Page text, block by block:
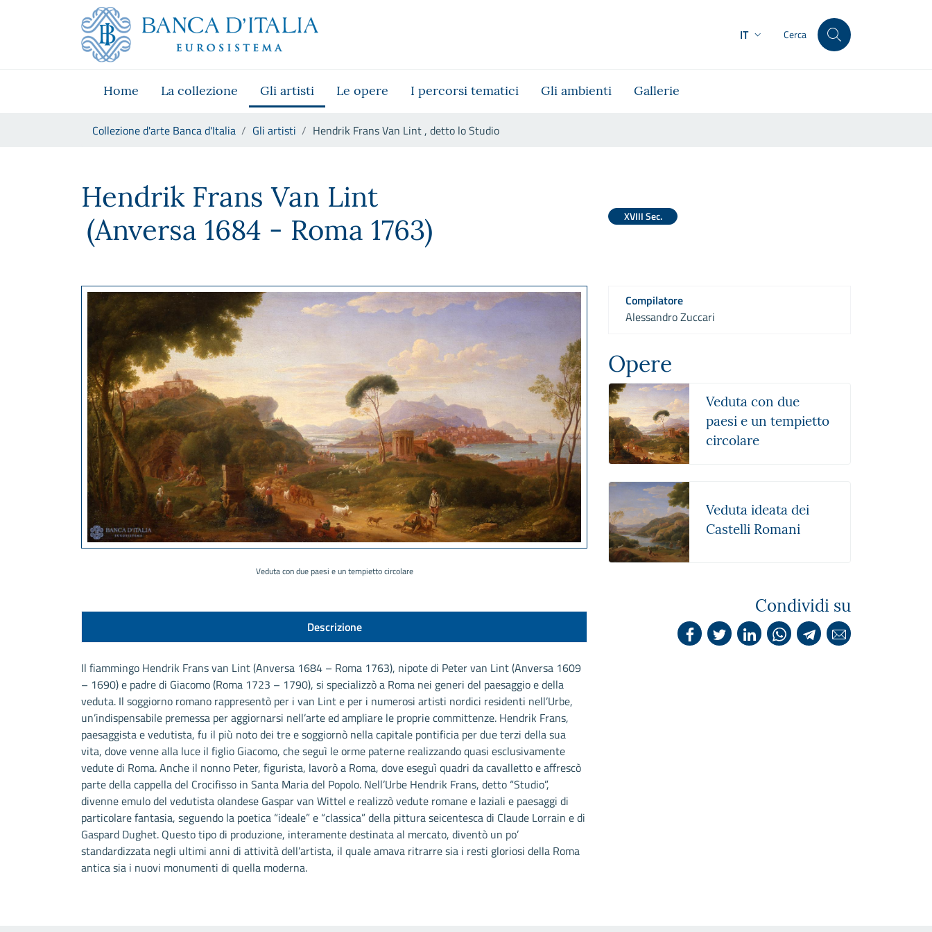
Skip to Main Content
Vai al sito istituzionale
Vai al menu di navigazione
Vai alla ricerca
Vai ai contenuti
IT Cerca
Home La collezione Gli artisti Le opere I percorsi tematici Gli ambienti Gallerie
Collezione d'arte Banca d'Italia Gli artisti Hendrik Frans Van Lint , detto lo Studio
Hendrik Frans Van Lint
(Anversa 1684 - Roma 1763)
XVIII Sec.
Veduta con due paesi e un tempietto circolare
Descrizione
Il fiammingo Hendrik Frans van Lint (Anversa 1684 – Roma 1763), nipote di Peter van Lint (Anversa 1609
– 1690) e padre di Giacomo (Roma 1723 – 1790), si specializzò a Roma nei generi del paesaggio e della
veduta. Il soggiorno romano rappresentò per i van Lint e per i numerosi artisti nordici residenti nell’Urbe,
un’indispensabile premessa per aggiornarsi nell’arte ed ampliare le proprie committenze. Hendrik Frans,
paesaggista e vedutista, fu il più noto dei tre e soggiornò nella capitale pontificia per due terzi della sua
vita, dove venne alla luce il figlio Giacomo, che seguì le orme paterne realizzando quasi esclusivamente
vedute di Roma. Anche il nonno Peter, figurista, lavorò a Roma, dove eseguì quadri da cavalletto e affrescò
parte della cappella del Crocifisso in Santa Maria del Popolo. Nell’Urbe Hendrik Frans, detto “Studio”,
divenne emulo del vedutista olandese Gaspar van Wittel e realizzò vedute romane e laziali e paesaggi di
particolare fantasia, seguendo la poetica “ideale” e “classica” della pittura seicentesca di Claude Lorrain e di
Gaspard Dughet. Questo tipo di produzione, interamente destinata al mercato, diventò un po’
standardizzata negli ultimi anni di attività dell’artista, il quale amava ritrarre sia i resti gloriosi della Roma
antica sia i nuovi monumenti di quella moderna.
Compilatore
Alessandro Zuccari
Opere
Veduta con due
paesi e un tempietto
circolare
Veduta ideata dei
Castelli Romani
Condividi su